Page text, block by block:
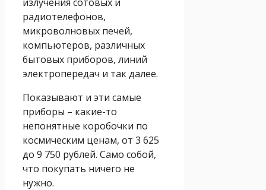
радиотелефонов,
микроволновых печей,
компьютеров, различных
бытовых приборов, линий
электропередач и так далее.
Показывают и эти самые
приборы – какие-то
непонятные коробочки по
космическим ценам, от 3 625
до 9 750 рублей. Само собой,
что покупать ничего не
нужно.